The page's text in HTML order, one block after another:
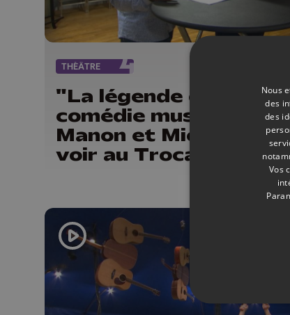
THÉÂTRE
"La légende de l'Ile",
comédie musicale
Manon et Michel
voir au Trocadéro
Nous
des
des
Vos